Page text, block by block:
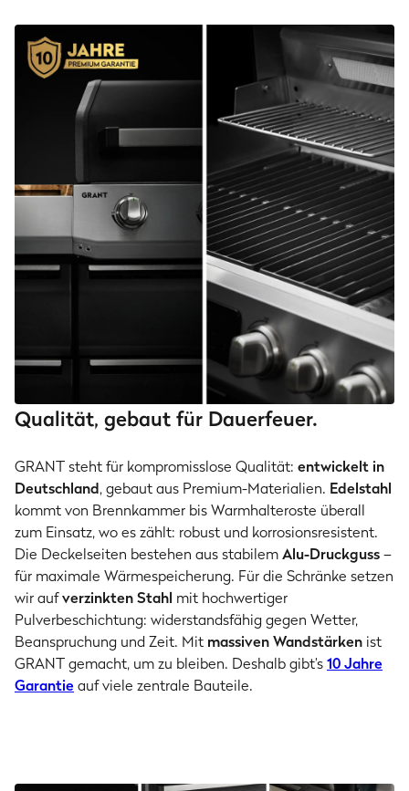
Qualität, gebaut für Dauerfeuer.
GRANT steht für kompromisslose Qualität: entwickelt in
Deutschland, gebaut aus Premium-Materialien. Edelstahl
kommt von Brennkammer bis Warmhalteroste überall
zum Einsatz, wo es zählt: robust und korrosionsresistent.
Die Deckelseiten bestehen aus stabilemAlu-Druckguss–
für maximale Wärmespeicherung. Für die Schränke setzen
wir aufverzinkten Stahl mit hochwertiger
Pulverbeschichtung: widerstandsfähig gegen Wetter,
Beanspruchung und Zeit. Mit massiven Wandstärken ist
GRANT gemacht, um zu bleiben. Deshalb gibt’s10 Jahre
Garantieauf viele zentrale Bauteile.